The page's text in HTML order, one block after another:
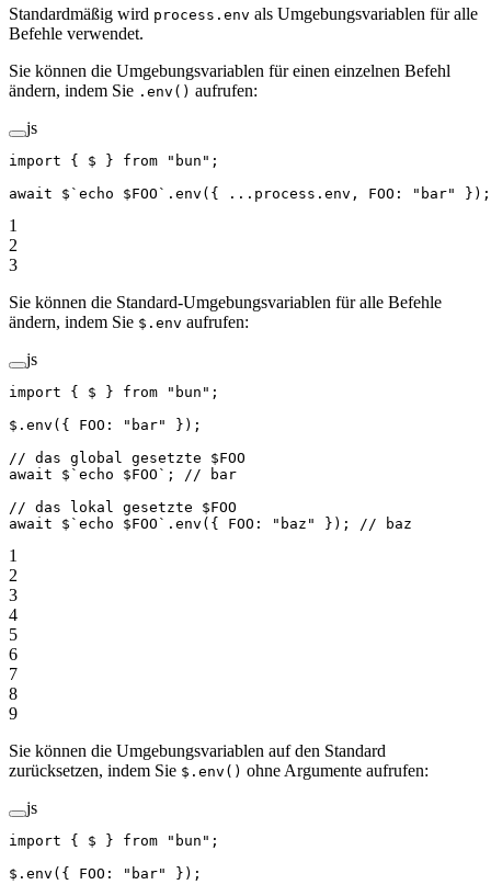
Standardmäßig wird process.env als Umgebungsvariablen für alle
Befehle verwendet.
Sie können die Umgebungsvariablen für einen einzelnen Befehl
ändern, indem Sie .env() aufrufen:
js
import { $ } from "bun" ;
await $ `echo $FOO` . env ({ ... process.env, FOO: "bar"
1
2
3
Sie können die Standard-Umgebungsvariablen für alle Befehle
ändern, indem Sie $.env aufrufen:
js
import { $ } from "bun" ;
$. env ({ FOO: "bar"
});
// das global gesetzte $FOO
await $ `echo $FOO` ;
// bar
// das lokal gesetzte $FOO
await $ `echo $FOO` . env ({ FOO: "baz" }); // baz
1
2
3
4
5
6
7
8
9
Sie können die Umgebungsvariablen auf den Standard
zurücksetzen, indem Sie $.env() ohne Argumente aufrufen:
js
import { $ } from "bun" ;
$. env ({ FOO: "bar"
});